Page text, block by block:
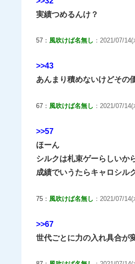
実績つめるんけ？
57： 風吹けば名無し ：2021/07/
>>43
あんまり積めないけどその
67： 風吹けば名無し ：2021/07/
>>57
ほーん
シルクは札束ゲーらしいか
成績でいうたらキャロシル
75： 風吹けば名無し ：2021/07/
>>67
世代ごとに力の入れ具合が